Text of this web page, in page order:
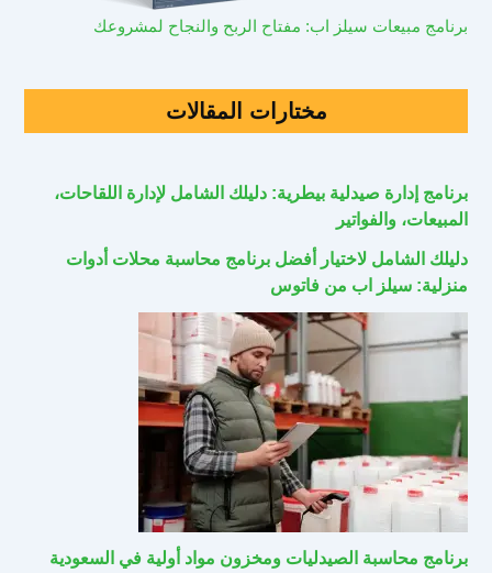
برنامج مبيعات سيلز اب: مفتاح الربح والنجاح لمشروعك
مختارات المقالات
برنامج إدارة صيدلية بيطرية: دليلك الشامل لإدارة اللقاحات،
المبيعات، والفواتير
دليلك الشامل لاختيار أفضل برنامج محاسبة محلات أدوات
منزلية: سيلز اب من فاتوس
برنامج محاسبة الصيدليات ومخزون مواد أولية في السعودية